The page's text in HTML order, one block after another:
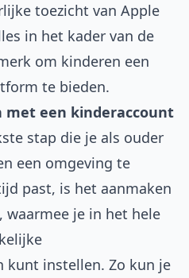
toezicht van Apple
in het kader van de
om kinderen een
te bieden.
met een kinderaccount
stap die je als ouder
een omgeving te
past, is het aanmaken
waarmee je in het hele
kunt instellen. Zo kun je